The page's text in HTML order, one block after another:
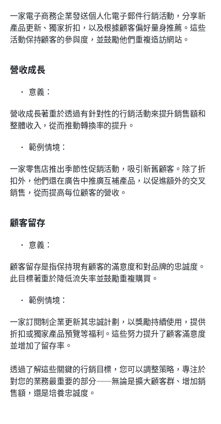
一家電子商務企業發送個人化電子郵件行銷活動，分享新
產品更新、獨家折扣，以及根據顧客偏好量身推薦。這些
活動保持顧客的參與度，並鼓勵他們重複造訪網站。
營收成長
意義：
營收成長著重於透過有針對性的行銷活動來提升銷售額和
整體收入，從而推動轉換率的提升。
範例情境：
一家零售店推出季節性促銷活動，吸引新舊顧客。除了折
扣外，他們還在廣告中推廣互補產品，以促進額外的交叉
銷售，從而提高每位顧客的營收。
顧客留存
意義：
顧客留存是指保持現有顧客的滿意度和對品牌的忠誠度。
此目標著重於降低流失率並鼓勵重複購買。
範例情境：
一家訂閱制企業更新其忠誠計劃，以獎勵持續使用，提供
折扣或獨家產品預覽等福利。這些努力提升了顧客滿意度
並增加了留存率。
透過了解這些關鍵的行銷目標，您可以調整策略，專注於
對您的業務最重要的部分——無論是擴大顧客群、增加銷
售額，還是培養忠誠度。